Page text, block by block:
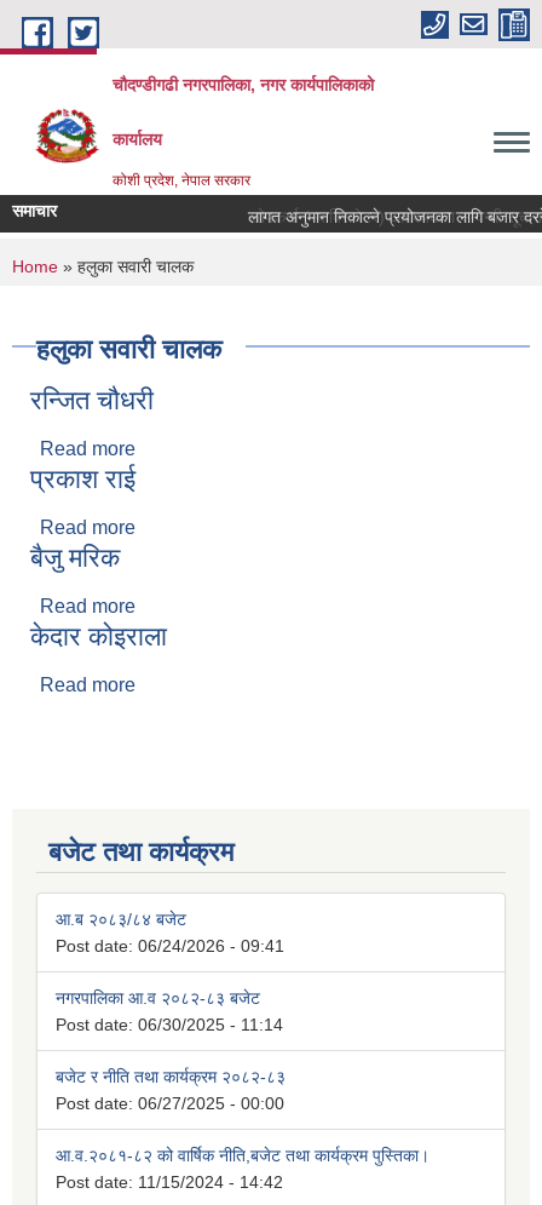
Skip to main content
चौदण्डीगढी नगरपालिका, नगर कार्यपालिकाको
कार्यालय
कोशी प्रदेश, नेपाल सरकार
समाचार खोपकर्ता (भ्याक्सिनेटर) आवश्यकता सम्वन्धी सूचना।
You are here
Home » हलुका सवारी चालक
हलुका सवारी चालक
रन्जित चौधरी
Read more
प्रकाश राई
Read more
बैजु मरिक
Read more
केदार कोइराला
Read more
बजेट तथा कार्यक्रम
आ.ब २०८३/८४ बजेट
Post date: 06/24/2026 - 09:41
नगरपालिका आ.व २०८२-८३ बजेट
Post date: 06/30/2025 - 11:14
बजेट र नीति तथा कार्यक्रम २०८२-८३
Post date: 06/27/2025 - 00:00
आ.व.२०८१-८२ को वार्षिक नीति,बजेट तथा कार्यक्रम पुस्तिका।
Post date: 11/15/2024 - 14:42